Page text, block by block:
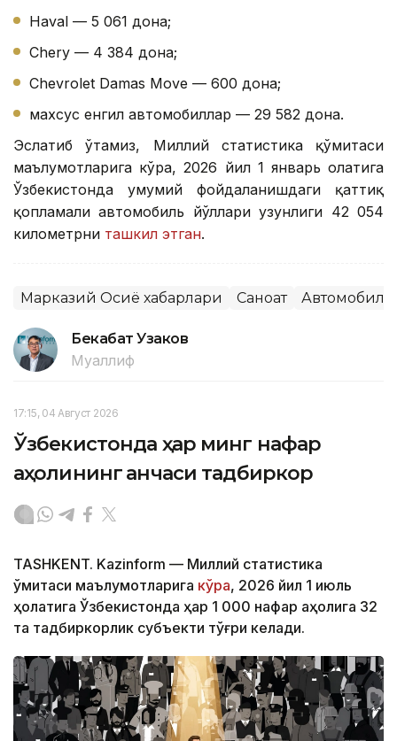
Haval — 5 061 дона;
Chery — 4 384 дона;
Chevrolet Damas Move — 600 дона;
махсус енгил автомобиллар — 29 582 дона.
Эслатиб ўтамиз, Миллий статистика қўмитаси
маълумотларига кўра, 2026 йил 1 январь ҳолатига
Ўзбекистонда умумий фойдаланишдаги қаттиқ
қопламали автомобиль йўллари узунлиги 42 054
километрни ташкил этган.
Марказий Осиё хабарлари Саноат
Бекабат Узаков
Муаллиф
17:15, 04 Август 2026
Ўзбекистонда ҳар минг нафар
аҳолининг қанчаси тадбиркор
TASHKENT. Kazinform — Миллий статистика
қўмитаси маълумотларига кўра, 2026 йил 1 июль
ҳолатига Ўзбекистонда ҳар 1 000 нафар аҳолига 32
та тадбиркорлик субъекти тўғри келади.